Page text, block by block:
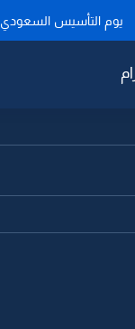
يوم التأسيس السعودي